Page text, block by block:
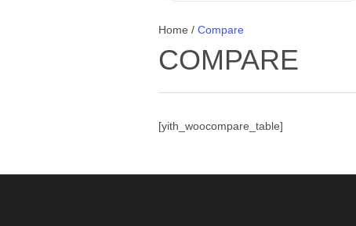
Home / Compare
COMPARE
[yith_woocompare_table]